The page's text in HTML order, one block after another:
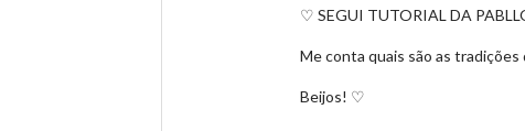
♡ SEGUI TUTORIAL DA
Me conta quais são as
Beijos! ♡